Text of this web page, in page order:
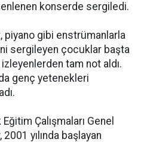
konserde sergiledi.
piyano gibi enstrümanlarla
sergileyen çocuklar başta
tam not aldı.
genç yetenekleri
Çalışmaları Genel
yılında başlayan